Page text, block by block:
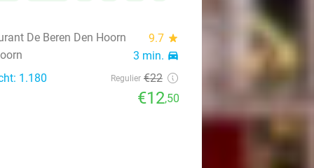
De Beren Den Hoorn
9.7 star
3 min. directions_car
1.180 Regulier €22
€12,50